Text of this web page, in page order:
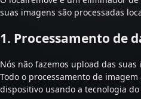
suas imagens são processadas
1. Processamento de
Nós não fazemos upload das
Todo o processamento de
dispositivo usando a tecnologia do